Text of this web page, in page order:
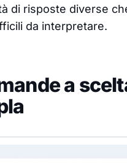
di risposte diverse
da interpretare.
a